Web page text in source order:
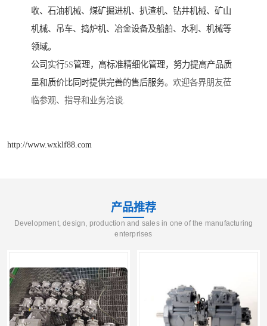
收、石油机械、煤矿掘进机、扒渣机、钻井机械、矿山
机械、吊车、捣炉机、冶金设备及船舶、水利、机械等
领域。
公司实行5S管理，高标准精细化管理，努力提高产品质
量和质价比同时提供完善的售后服务。欢迎各界朋友莅
临参观、指导和业务洽谈.
http://www.wxklf88.com
产品推荐
Development, design, production and sales in one of the manufacturing
enterprises